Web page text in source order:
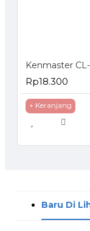
Rp18.300
+ Keranjang
Baru Di